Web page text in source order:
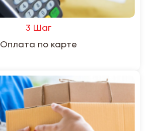
3 Шаг
Оплата по карте